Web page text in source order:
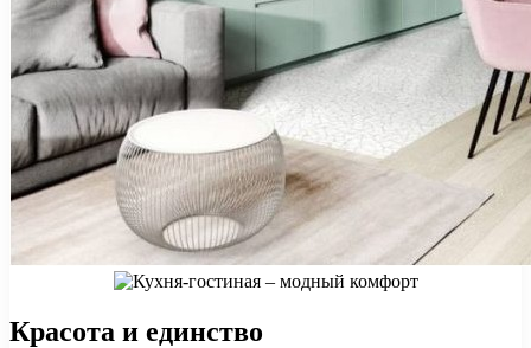
Красота и единство